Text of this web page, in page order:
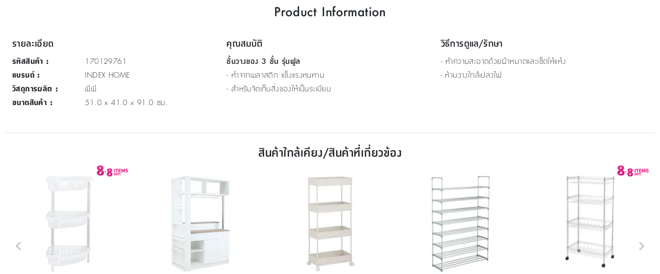
Product Information
รายละเอียด
รหัสสินค้า :
170129761
แบรนด์:
INDEX HOME
วัสดุการผลิต :
พีพี
ขนาดสินค้า : 51.0 x 41.0 x 91.0 ซม.
คุณสมบัติ
ชั้นวางของ 3 ชั้น รุ่นฟูล
- ทำจากพลาสติก แข็งแรงทนทาน
- สำหรับจัดเก็บสิ่งของให้เป็นระเบียบ
วิธีการดูแล/รักษา
- ทำความสะอาดด้วยผ้าหมาดและเช็ดให้แห้ง
- ห้ามวางใกล้เปลวไฟ
สินค้าใกล้เคียง/สินค้าที่เกี่ยวข้อง